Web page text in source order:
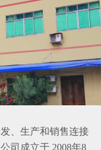
、生产和销售连接
司成立于 2008年8